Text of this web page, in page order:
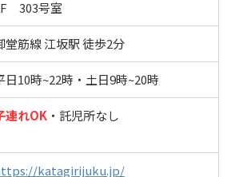
303号室
堂筋線 江坂駅 徒歩2分
日10時~22時・土日9時~20時
連れOK ・託児所なし
katagirijuku.jp/